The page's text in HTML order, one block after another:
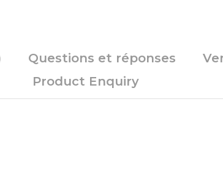
Questions et réponses
Product Enquiry